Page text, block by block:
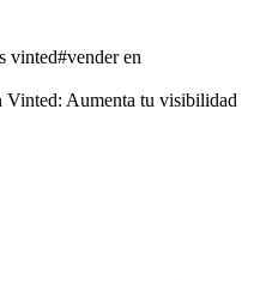
vinted#vender en